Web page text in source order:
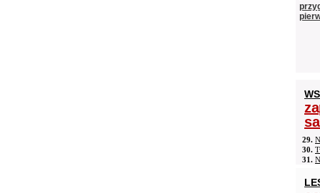
29.
30.
31.